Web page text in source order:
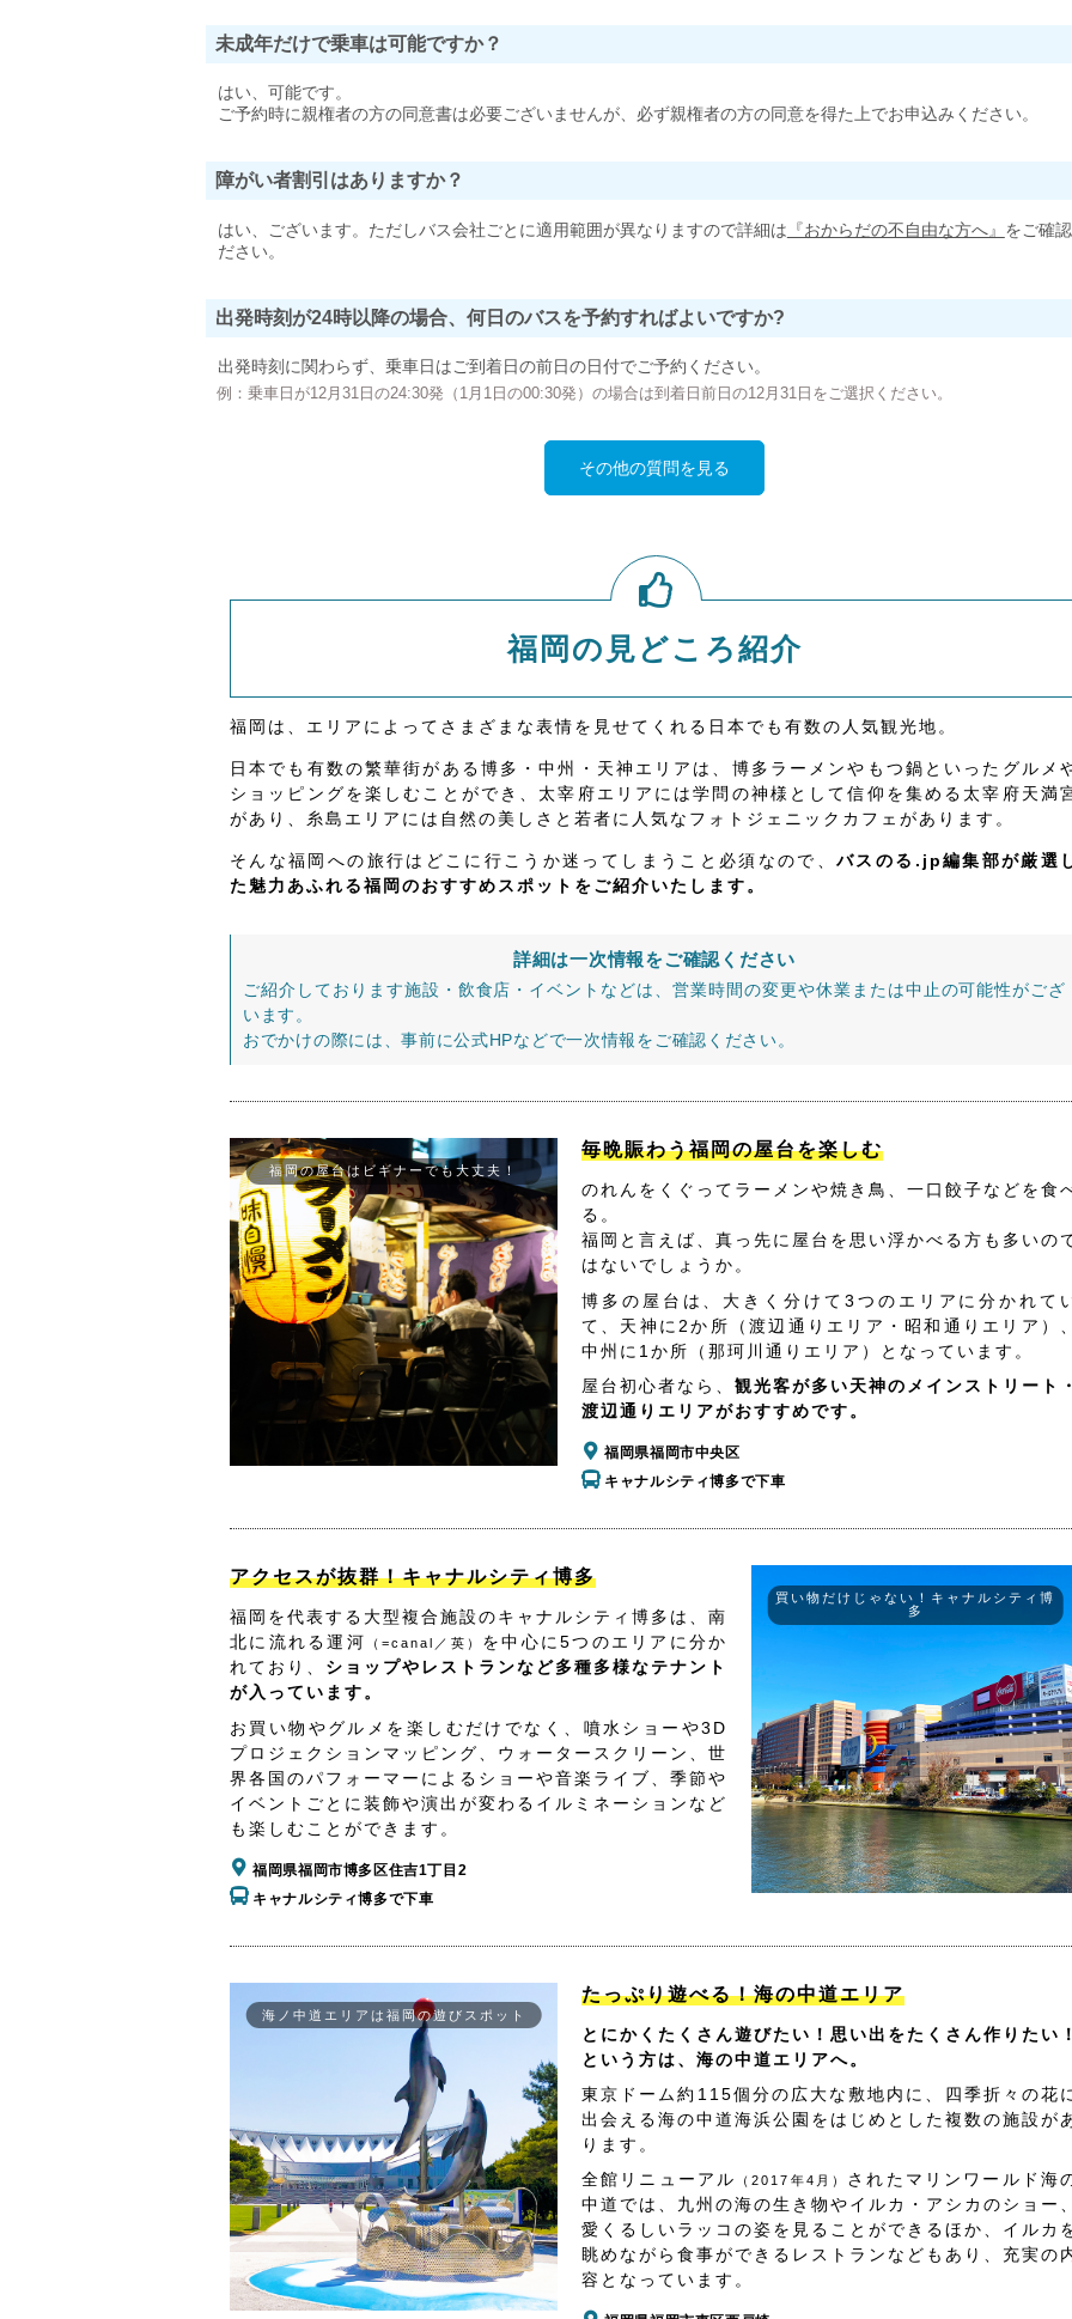
未成年だけで乗車は可能ですか？
はい、可能です。
ご予約時に親権者の方の同意書は必要ございませんが、必ず親権者の方の同意を得た上でお申込みください。
障がい者割引はありますか？
はい、ございます。ただしバス会社ごとに適用範囲が異なりますので詳細は 『おからだの不自由な方へ』 をご確
ださい。
出発時刻が24時以降の場合、何日のバスを予約すればよいですか?
出発時刻に関わらず、乗車日はご到着日の前日の日付でご予約ください。
例：乗車日が12月31日の24:30発（1月1日の00:30発）の場合は到着日前日の12月31日をご選択ください。
その他の質問を見る
福岡の見どころ紹介
福岡は、エリアによってさまざまな表情を見せてくれる日本でも有数の人気観光地。
日本でも有数の繁華街がある博多・中州・天神エリアは、博多ラーメンやもつ鍋といったグルメ
ショッピングを楽しむことができ、太宰府エリアには学問の神様として信仰を集める太宰府天満
があり、糸島エリアには自然の美しさと若者に人気なフォトジェニックカフェがあります。
そんな福岡への旅行はどこに行こうか迷ってしまうこと必須なので、バスのる.jp編集部が厳選
た魅力あふれる福岡のおすすめスポットをご紹介いたします。
詳細は一次情報をご確認ください
ご紹介しております施設・飲食店・イベントなどは、営業時間の変更や休業または中止の可能性がござ
います。
おでかけの際には、事前に公式HPなどで一次情報をご確認ください。
福岡の屋台はビギナーでも大丈夫！
毎晩賑わう福岡の屋台を楽しむ
のれんをくぐってラーメンや焼き鳥、一口餃子などを食
る。
福岡と言えば、真っ先に屋台を思い浮かべる方も多いの
はないでしょうか。
博多の屋台は、大きく分けて3つのエリアに分かれて
て、天神に2か所（渡辺通りエリア・昭和通りエリア）
中州に1か所（那珂川通りエリア）となっています。
屋台初心者なら、 観光客が多い天神のメインストリート
渡辺通りエリアがおすすめです。
福岡県福岡市中央区
キャナルシティ博多で下車
アクセスが抜群！キャナルシティ博多
福岡を代表する大型複合施設のキャナルシティ博多は、南
北に流れる運河
（=canal／英） を中心に5つのエリアに分か
れており、 ショップやレストランなど多種多様なテナント
が入っています。
お買い物やグルメを楽しむだけでなく、噴水ショーや3D
プロジェクションマッピング、ウォータースクリーン、世
界各国のパフォーマーによるショーや音楽ライブ、季節や
イベントごとに装飾や演出が変わるイルミネーションなど
も楽しむことができます。
福岡県福岡市博多区住吉1丁目2
キャナルシティ博多で下車
買い物だけじゃない！キャナルシティ博
多
海ノ中道エリアは福岡の遊びスポット
たっぷり遊べる！海の中道エリア
とにかくたくさん遊びたい！思い出をたくさん作りたい
という方は、海の中道エリアへ。
東京ドーム約115個分の広大な敷地内に、四季折々の花
出会える海の中道海浜公園をはじめとした複数の施設が
ります。
全館リニューアル
（2017年4月） されたマリンワールド海
中道では、九州の海の生き物やイルカ・アシカのショー
愛くるしいラッコの姿を見ることができるほか、イルカ
眺めながら食事ができるレストランなどもあり、充実の
容となっています。